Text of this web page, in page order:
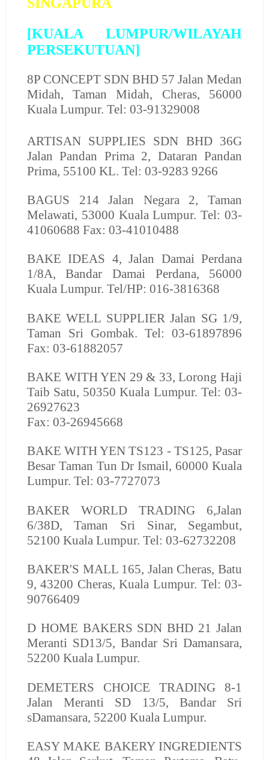
SINGAPURA
[KUALA LUMPUR/WILAYAH
PERSEKUTUAN]
8P CONCEPT SDN BHD 57 Jalan Medan
Midah, Taman Midah, Cheras, 56000
Kuala Lumpur. Tel: 03-91329008
ARTISAN SUPPLIES SDN BHD36G
Jalan Pandan Prima 2, Dataran Pandan
Prima, 55100 KL. Tel: 03-9283 9266
BAGUS 214 Jalan Negara 2, Taman
Melawati, 53000 Kuala Lumpur. Tel: 03-
41060688 Fax: 03-41010488
BAKE IDEAS 4, Jalan Damai Perdana
1/8A, Bandar Damai Perdana, 56000
Kuala Lumpur. Tel/HP: 016-3816368
BAKE WELL SUPPLIER Jalan SG 1/9,
Taman Sri Gombak. Tel: 03-61897896
Fax: 03-61882057
BAKE WITH YEN 29 & 33, Lorong Haji
Taib Satu, 50350 Kuala Lumpur. Tel: 03-
26927623
Fax: 03-26945668
BAKE WITH YEN TS123 - TS125, Pasar
Besar Taman Tun Dr Ismail, 60000 Kuala
Lumpur. Tel: 03-7727073
BAKER WORLD TRADING 6,Jalan
6/38D, Taman Sri Sinar, Segambut,
52100 Kuala Lumpur. Tel: 03-62732208
BAKER'S MALL165, Jalan Cheras, Batu
9, 43200 Cheras, Kuala Lumpur. Tel: 03-
90766409
D HOME BAKERS SDN BHD 21 Jalan
Meranti SD13/5, Bandar Sri Damansara,
52200 Kuala Lumpur.
DEMETERS CHOICE TRADING 8-1
Jalan Meranti SD 13/5, Bandar Sri
sDamansara, 52200 Kuala Lumpur.
EASY MAKE BAKERY INGREDIENTS